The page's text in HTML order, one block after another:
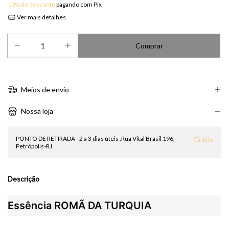
10% de descontopagando com Pix
Ver mais detalhes
Meios de envio
Nossa loja
PONTO DE RETIRADA - 2 a 3 dias úteis .Rua Vital Brasil 196,
Petrópolis-RJ.
Grátis
Descrição
Essência ROMÃ DA TURQUIA